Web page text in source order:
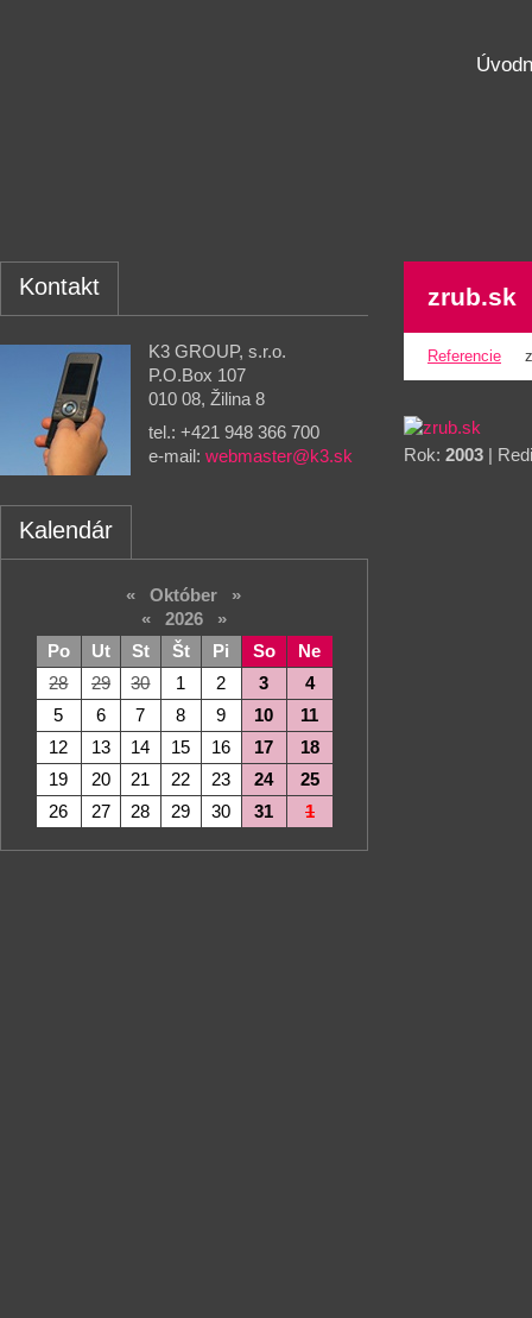
Kontakt
K3 GROUP, s.r.o.
P.O.Box 107
010 08, Žilina 8
tel.: +421 948 366 700
e-mail:webmaster@k3.sk
Kalendár
« Október
»
«
2026
»
Po
Ut St Št Pi So
Ne
28
29 30 1 2 3
4
5
6 7 8 9 10
11
12
13 14 15 16 17
18
19
20 21 22 23 24
25
26
27 28 29 30 31 1
zrub.sk
Referencie
Rok: 2003 |